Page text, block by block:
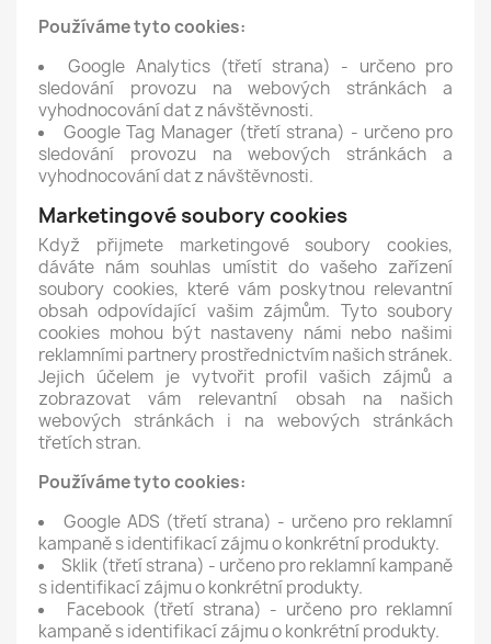
Používáme tyto cookies:
Google Analytics (třetí strana) - určeno pro
sledování provozu na webových stránkách a
vyhodnocování dat z návštěvnosti.
Google Tag Manager (třetí strana) - určeno pro
sledování provozu na webových stránkách a
vyhodnocování dat z návštěvnosti.
Marketingové soubory cookies
Když přijmete marketingové soubory cookies,
dáváte nám souhlas umístit do vašeho zařízení
soubory cookies, které vám poskytnou relevantní
obsah odpovídající vašim zájmům. Tyto soubory
cookies mohou být nastaveny námi nebo našimi
reklamními partnery prostřednictvím našich stránek.
Jejich účelem je vytvořit profil vašich zájmů a
zobrazovat vám relevantní obsah na našich
webových stránkách i na webových stránkách
třetích stran.
Používáme tyto cookies:
Google ADS (třetí strana) - určeno pro reklamní
kampaně s identifikací zájmu o konkrétní produkty.
Sklik (třetí strana) - určeno pro reklamní kampaně
s identifikací zájmu o konkrétní produkty.
Facebook (třetí strana) - určeno pro reklamní
kampaně s identifikací zájmu o konkrétní produkty.